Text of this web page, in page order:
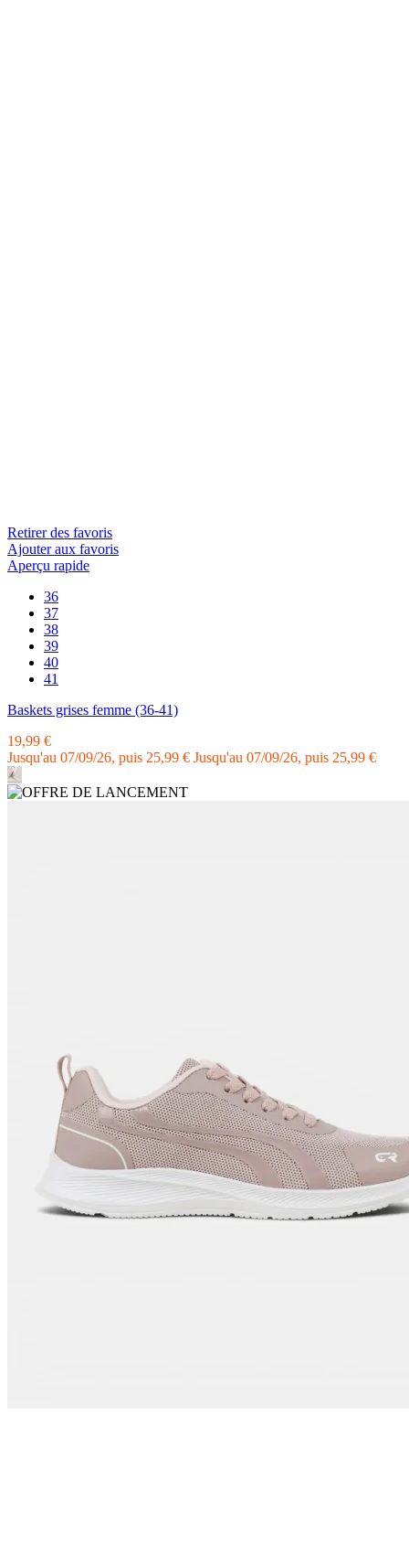
Retirer des favoris
Ajouter aux favoris
Aperçu rapide
36
37
38
39
40
41
Baskets grises femme (36-41)
19,99 €
Jusqu'au 07/09/26, puis 25,99 € Jusqu'au 07/09/26, puis 25,99 €